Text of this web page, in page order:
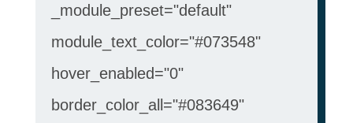
_module_preset="default"
module_text_color="#073548"
hover_enabled="0"
border_color_all="#083649"